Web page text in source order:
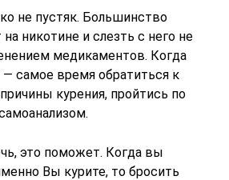
не пустяк. Большинство
никотине и слезть с него не
медикаментов. Когда
— самое время обратиться к
курения, пройтись по
это поможет. Когда вы
Вы курите, то бросить